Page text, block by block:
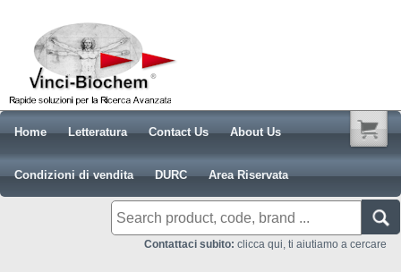
Home Letteratura Contact Us About Us
Condizioni di vendita DURC Area Riservata
Contattaci subito: clicca qui, ti aiutiamo a cercare